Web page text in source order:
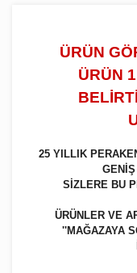
ÜRÜN
ÜRÜN
25 YILLIK
SİZLERE BU
ÜRÜNLER VE
''MAĞAZAYA